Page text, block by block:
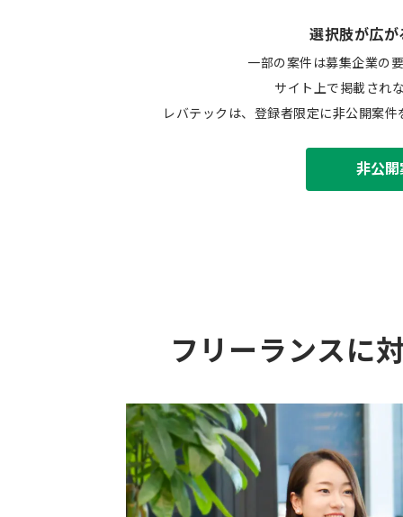
選択肢が広が
一部の案件は募集企業の
サイト上で掲載され
レバテックは、登録者限定に非公開案
非公
フリーランスに